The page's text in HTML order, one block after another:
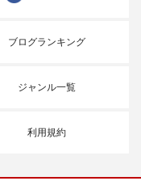
ブログランキング
ジャンル一覧
利用規約